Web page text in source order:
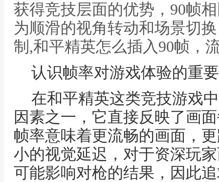
获得竞技层面的优势，90帧
为顺滑的视角转动和场景切
制,和平精英怎么插入90帧，
认识帧率对游戏体验的重
在和平精英这类竞技游戏
因素之一，它直接反映了画
帧率意味着更流畅的画面，
小的视觉延迟，对于资深玩
可能影响对枪的结果，因此